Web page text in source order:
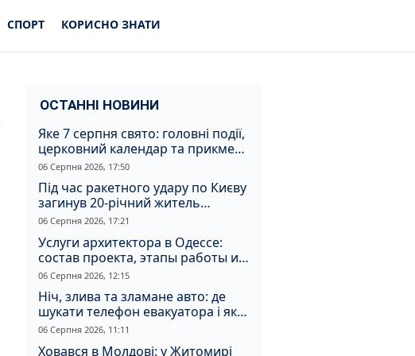
СПОРТ КОРИСНО ЗНАТИ
ОСТАННІ НОВИНИ
Яке 7 серпня свято: головні події,
церковний календар та прикмети
дня
06 Серпня 2026, 17:50
Під час ракетного удару по Києву
загинув 20-річний житель
Житомирщини
06 Серпня 2026, 17:21
Услуги архитектора в Одессе:
состав проекта, этапы работы и
стоимость
06 Серпня 2026, 12:15
Ніч, злива та зламане авто: де
шукати телефон евакуатора і як
не натрапити на аферистів
06 Серпня 2026, 11:11
Ховався в Молдові: у Житомирі